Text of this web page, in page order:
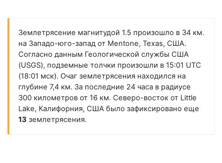
Землетрясение магнитудой 1.5 произошло в 34 км.
на Западо-юго-запад от Mentone, Texas, США.
Согласно данным Геологической службы США
(USGS), подземные толчки произошли в 15:01 UTC
(18:01 мск). Очаг землетрясения находился на
глубине 7,4 км. За последние 24 часа в радиусе
300 километров от 16 км. Северо-восток от Little
Lake, Калифорния, США было зафиксировано еще
13 землетрясения.